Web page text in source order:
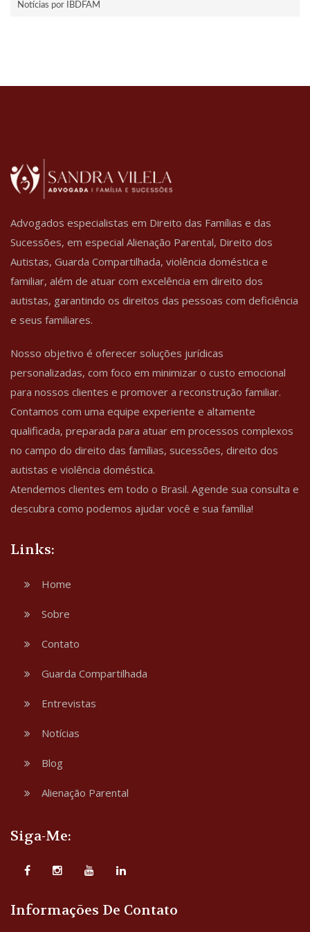
Notícias por IBDFAM
Advogados especialistas em Direito das Famílias e das
Sucessões, em especial Alienação Parental, Direito dos
Autistas, Guarda Compartilhada, violência doméstica e
familiar, além de atuar com excelência em direito dos
autistas, garantindo os direitos das pessoas com deficiência
e seus familiares.
Nosso objetivo é oferecer soluções jurídicas
personalizadas, com foco em minimizar o custo emocional
para nossos clientes e promover a reconstrução familiar.
Contamos com uma equipe experiente e altamente
qualificada, preparada para atuar em processos complexos
no campo do direito das famílias, sucessões, direito dos
autistas e violência doméstica.
Atendemos clientes em todo o Brasil. Agende sua consulta e
descubra como podemos ajudar você e sua família!
Links:
Home
Sobre
Contato
Guarda Compartilhada
Entrevistas
Notícias
Blog
Alienação Parental
Siga-Me:
Informações De Contato